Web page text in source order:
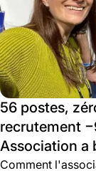
56 postes,
recrutement
Association a
Comment